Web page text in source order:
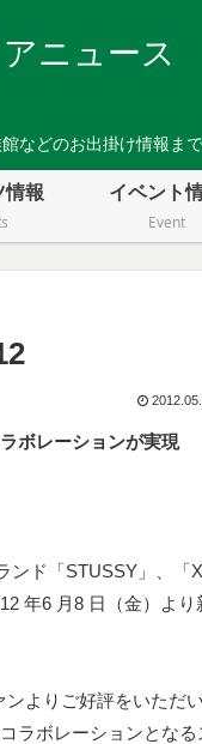
ニュース
などのお出掛け情報ま
情報
イベント
Event
ボレーションが実現
ンド「STUSSY」、「
年6 月8 日（金）より
よりご好評をいただ
ラボレーションとなる